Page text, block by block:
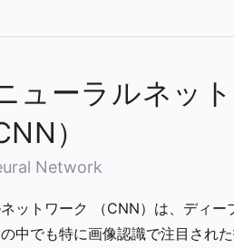
ューラルネット
）
Network
ットワーク （CNN）は、ディー
中でも特に画像認識で注目され